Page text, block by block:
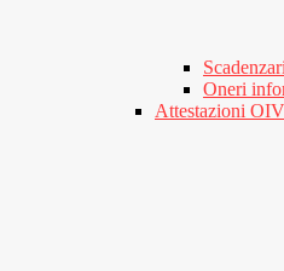
Oneri
Attestazioni